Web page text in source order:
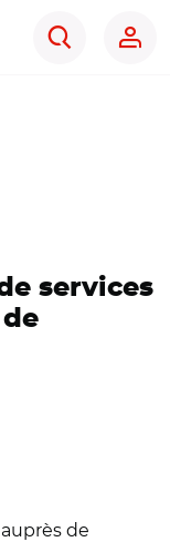
Rechercher
sur Linkedin
page sur Twitter
cette page sur
services
de